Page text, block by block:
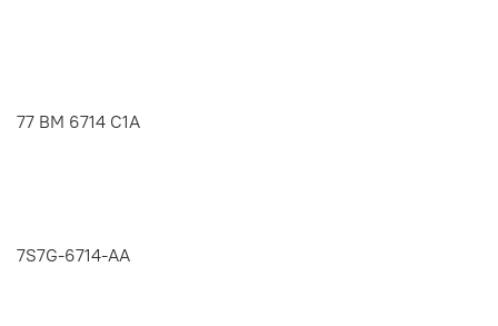
77 BM 6714 C1A
7S7G-6714-AA